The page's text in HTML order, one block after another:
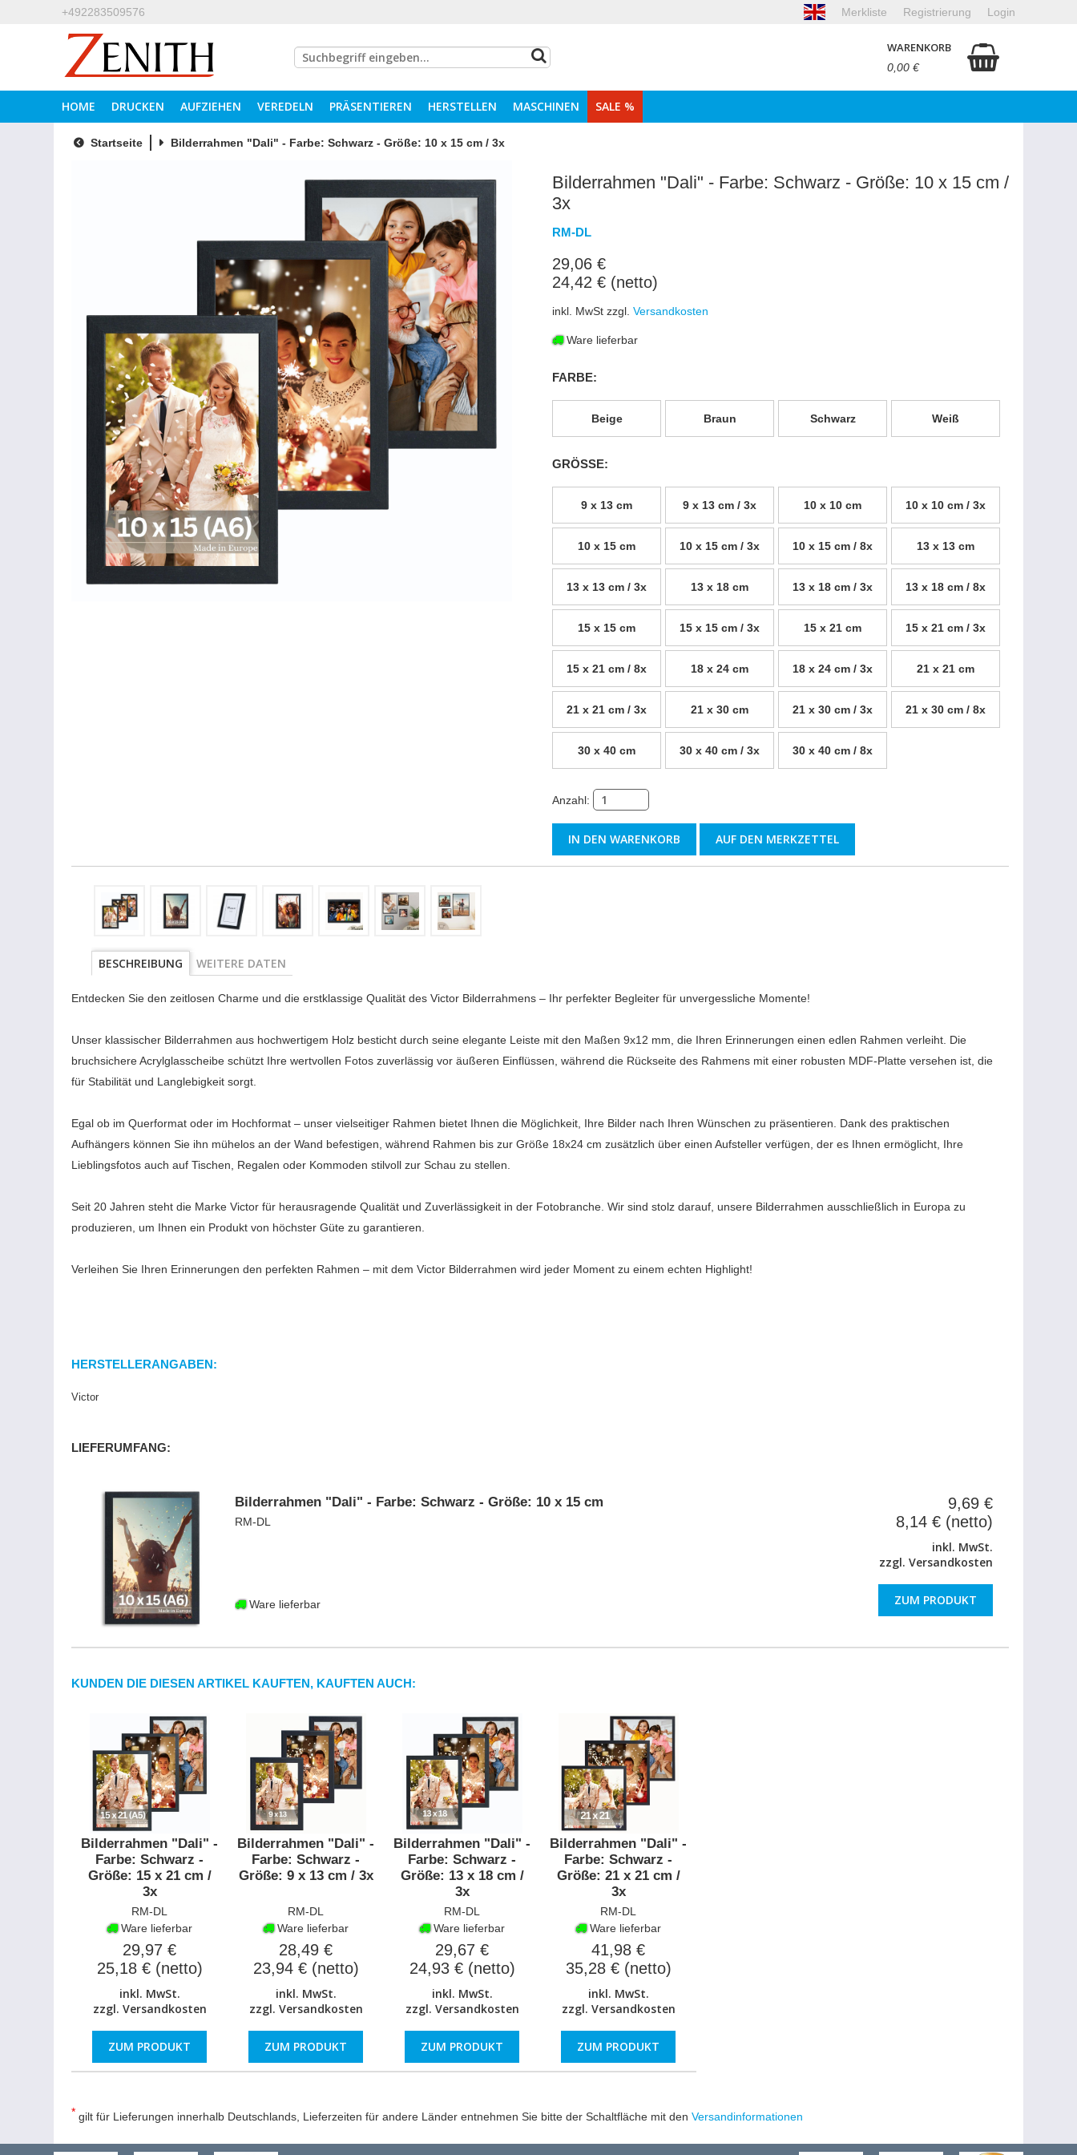
+492283509576 Login
Registrierung
Merkliste
WARENKORB
0,00 €
HOME DRUCKEN AUFZIEHEN VEREDELN PRÄSENTIEREN HERSTELLEN MASCHINEN SALE %
Startseite Bilderrahmen "Dali" - Farbe: Schwarz - Größe: 10 x 15 cm / 3x
Bilderrahmen "Dali" - Farbe: Schwarz - Größe: 10 x 15 cm /
3x
RM-DL
29,06 €
24,42 € (netto)
inkl. MwSt zzgl. Versandkosten
Ware lieferbar
FARBE:
Beige Braun Schwarz Weiß
GRÖSSE:
9 x 13 cm 9 x 13 cm / 3x 10 x 10 cm 10 x 10 cm / 3x
10 x 15 cm 10 x 15 cm / 3x 10 x 15 cm / 8x 13 x 13 cm
13 x 13 cm / 3x 13 x 18 cm 13 x 18 cm / 3x 13 x 18 cm / 8x
15 x 15 cm 15 x 15 cm / 3x 15 x 21 cm 15 x 21 cm / 3x
15 x 21 cm / 8x 18 x 24 cm 18 x 24 cm / 3x 21 x 21 cm
21 x 21 cm / 3x 21 x 30 cm 21 x 30 cm / 3x 21 x 30 cm / 8x
30 x 40 cm 30 x 40 cm / 3x 30 x 40 cm / 8x
Anzahl:
AUF DEN MERKZETTEL
BESCHREIBUNG WEITERE DATEN
Entdecken Sie den zeitlosen Charme und die erstklassige Qualität des Victor Bilderrahmens – Ihr perfekter Begleiter für unvergessliche Momente!
Unser klassischer Bilderrahmen aus hochwertigem Holz besticht durch seine elegante Leiste mit den Maßen 9x12 mm, die Ihren Erinnerungen einen edlen Rahmen verleiht. Die
bruchsichere Acrylglasscheibe schützt Ihre wertvollen Fotos zuverlässig vor äußeren Einflüssen, während die Rückseite des Rahmens mit einer robusten MDF-Platte versehen ist, die
für Stabilität und Langlebigkeit sorgt.
Egal ob im Querformat oder im Hochformat – unser vielseitiger Rahmen bietet Ihnen die Möglichkeit, Ihre Bilder nach Ihren Wünschen zu präsentieren. Dank des praktischen
Aufhängers können Sie ihn mühelos an der Wand befestigen, während Rahmen bis zur Größe 18x24 cm zusätzlich über einen Aufsteller verfügen, der es Ihnen ermöglicht, Ihre
Lieblingsfotos auch auf Tischen, Regalen oder Kommoden stilvoll zur Schau zu stellen.
Seit 20 Jahren steht die Marke Victor für herausragende Qualität und Zuverlässigkeit in der Fotobranche. Wir sind stolz darauf, unsere Bilderrahmen ausschließlich in Europa zu
produzieren, um Ihnen ein Produkt von höchster Güte zu garantieren.
Verleihen Sie Ihren Erinnerungen den perfekten Rahmen – mit dem Victor Bilderrahmen wird jeder Moment zu einem echten Highlight!
HERSTELLERANGABEN:
Victor
LIEFERUMFANG:
Bilderrahmen "Dali" - Farbe: Schwarz - Größe: 10 x 15 cm
RM-DL
Ware lieferbar
9,69 €
8,14 € (netto)
inkl. MwSt.
zzgl. Versandkosten
ZUM PRODUKT
KUNDEN DIE DIESEN ARTIKEL KAUFTEN, KAUFTEN AUCH:
Bilderrahmen "Dali" -
Farbe: Schwarz -
Größe: 15 x 21 cm /
3x
RM-DL
Ware lieferbar
29,97 €
25,18 € (netto)
inkl. MwSt.
zzgl. Versandkosten
ZUM PRODUKT
Bilderrahmen "Dali" -
Farbe: Schwarz -
Größe: 9 x 13 cm / 3x
RM-DL
Ware lieferbar
28,49 €
23,94 € (netto)
inkl. MwSt.
zzgl. Versandkosten
ZUM PRODUKT
Bilderrahmen "Dali" -
Farbe: Schwarz -
Größe: 13 x 18 cm /
3x
RM-DL
Ware lieferbar
29,67 €
24,93 € (netto)
inkl. MwSt.
zzgl. Versandkosten
ZUM PRODUKT
Bilderrahmen "Dali" -
Farbe: Schwarz -
Größe: 21 x 21 cm /
3x
RM-DL
Ware lieferbar
41,98 €
35,28 € (netto)
inkl. MwSt.
zzgl. Versandkosten
ZUM PRODUKT
* gilt für Lieferungen innerhalb Deutschlands, Lieferzeiten für andere Länder entnehmen Sie bitte der Schaltfläche mit den Versandinformationen